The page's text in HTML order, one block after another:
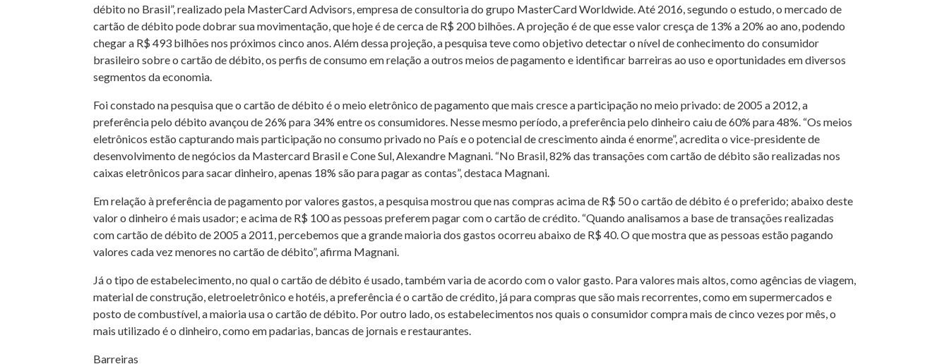
débito no Brasil”, realizado pela MasterCard Advisors, empresa de consultoria do grupo MasterCard Worldwide. Até 2016, segundo o estudo, o mercado de
cartão de débito pode dobrar sua movimentação, que hoje é de cerca de R$ 200 bilhões. A projeção é de que esse valor cresça de 13% a 20% ao ano, podendo
chegar a R$ 493 bilhões nos próximos cinco anos. Além dessa projeção, a pesquisa teve como objetivo detectar o nível de conhecimento do consumidor
brasileiro sobre o cartão de débito, os perfis de consumo em relação a outros meios de pagamento e identificar barreiras ao uso e oportunidades em diversos
segmentos da economia.
Foi constado na pesquisa que o cartão de débito é o meio eletrônico de pagamento que mais cresce a participação no meio privado: de 2005 a 2012, a
preferência pelo débito avançou de 26% para 34% entre os consumidores. Nesse mesmo período, a preferência pelo dinheiro caiu de 60% para 48%. “Os meios
eletrônicos estão capturando mais participação no consumo privado no País e o potencial de crescimento ainda é enorme”, acredita o vice-presidente de
desenvolvimento de negócios da Mastercard Brasil e Cone Sul, Alexandre Magnani. “No Brasil, 82% das transações com cartão de débito são realizadas nos
caixas eletrônicos para sacar dinheiro, apenas 18% são para pagar as contas”, destaca Magnani.
Em relação à preferência de pagamento por valores gastos, a pesquisa mostrou que nas compras acima de R$ 50 o cartão de débito é o preferido; abaixo deste
valor o dinheiro é mais usador; e acima de R$ 100 as pessoas preferem pagar com o cartão de crédito. “Quando analisamos a base de transações realizadas
com cartão de débito de 2005 a 2011, percebemos que a grande maioria dos gastos ocorreu abaixo de R$ 40. O que mostra que as pessoas estão pagando
valores cada vez menores no cartão de débito”, afirma Magnani.
Já o tipo de estabelecimento, no qual o cartão de débito é usado, também varia de acordo com o valor gasto. Para valores mais altos, como agências de viagem,
material de construção, eletroeletrônico e hotéis, a preferência é o cartão de crédito, já para compras que são mais recorrentes, como em supermercados e
posto de combustível, a maioria usa o cartão de débito. Por outro lado, os estabelecimentos nos quais o consumidor compra mais de cinco vezes por mês, o
mais utilizado é o dinheiro, como em padarias, bancas de jornais e restaurantes.
Barreiras